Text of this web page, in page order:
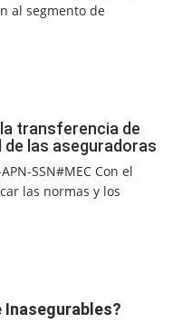
al segmento de
transferencia de
las aseguradoras
SSN#MEC Con el
las normas y los